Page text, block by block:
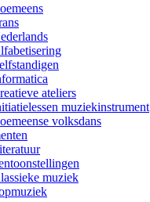
ateliers
muziekinstrument
volksdans
muziek